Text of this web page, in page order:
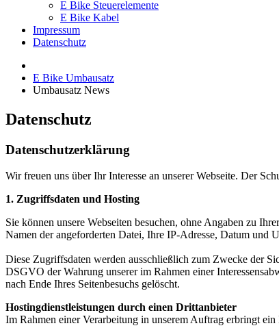
E Bike Steuerelemente
E Bike Kabel
Impressum
Datenschutz
E Bike Umbausatz
Umbausatz News
Datenschutz
Datenschutzerklärung
Wir freuen uns über Ihr Interesse an unserer Webseite. Der
1. Zugriffsdaten und Hosting
Sie können unsere Webseiten besuchen, ohne Angaben zu
Namen der angeforderten Datei, Ihre IP-Adresse, Datum und
Diese Zugriffsdaten werden ausschließlich zum Zwecke der
DSGVO der Wahrung unserer im Rahmen einer
nach Ende Ihres Seitenbesuchs gelöscht.
Hostingdienstleistungen durch einen Drittanbieter
Im Rahmen einer Verarbeitung in unserem Auftrag erbringt